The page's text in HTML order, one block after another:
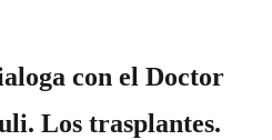
con el Doctor
Los trasplantes.